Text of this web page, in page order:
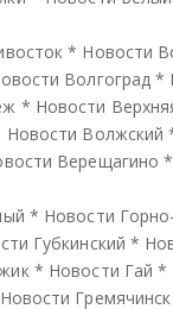
* Новости
Волгоград *
* Новости
Новости Волжский
Верещагино *
* Новости
Губкинский *
* Новости Гай *
Новости Гремячинск